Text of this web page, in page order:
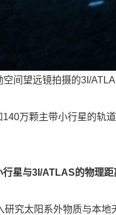
空间望远镜拍摄的3I/
万颗主带小行星的轨
星与3I/ATLAS的物理距
究太阳系外物质与本